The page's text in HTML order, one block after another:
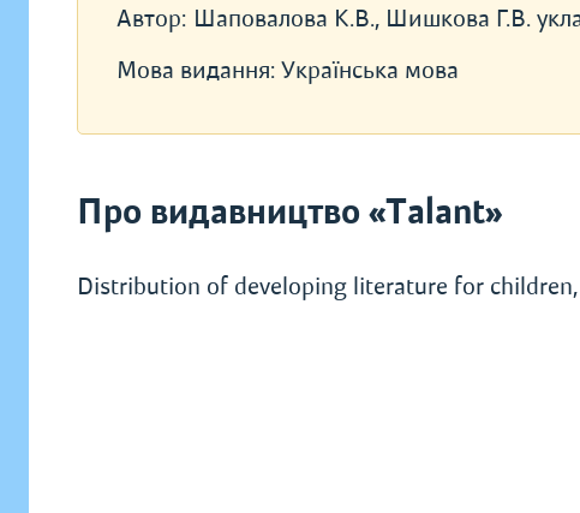
Автор: Шаповалова К.В., Шишкова Г.В.
Мова видання: Українська мова
Про видавництво «Talant»
Distribution of developing literature for